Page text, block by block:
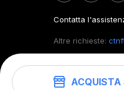
ACQUISTA
Contatta
Altre richieste: